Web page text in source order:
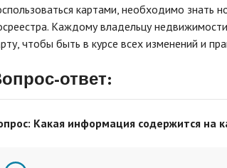
картами, необходимо знать
Каждому владельцу
чтобы быть в курсе всех изменений и
ответ:
Какая информация содержится на